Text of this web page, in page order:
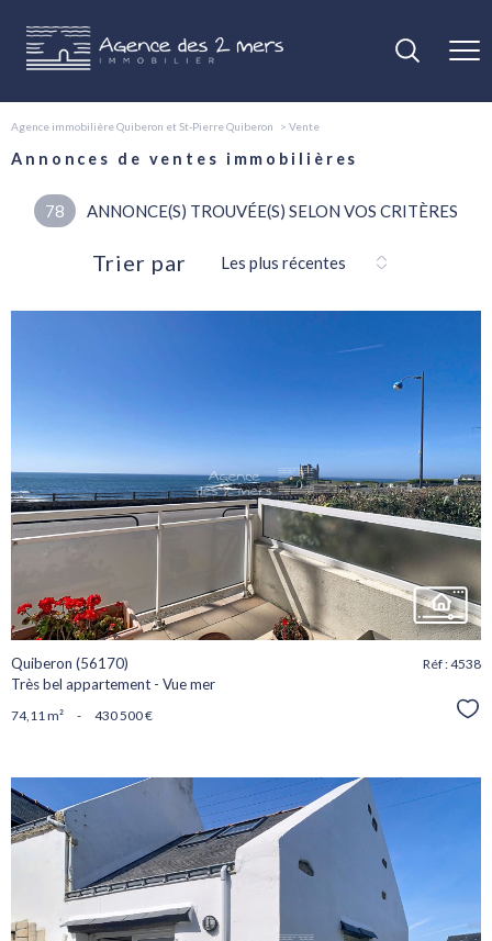
Agence immobilière Quiberon et St-Pierre Quiberon Vente
Annonces de ventes immobilières
78 ANNONCE(S) TROUVÉE(S) SELON VOS CRITÈRES
Trier par Les plus récentes
voir le
bien
Quiberon (56170)
Très bel appartement - Vue mer
Réf : 4538
74,11 m² - 430 500 €
voir le